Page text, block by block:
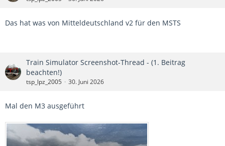
Das hat was von Mitteldeutschland v2 für den MSTS
Train Simulator Screenshot-Thread - (1. Beitrag
beachten!)
tsp_lpz_2005 30. Juni 2026
Mal den M3 ausgeführt